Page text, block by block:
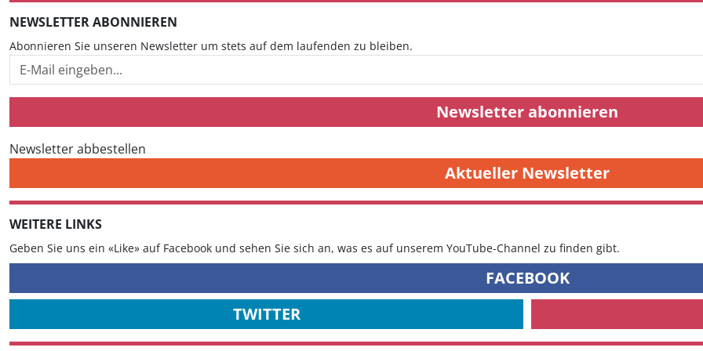
NEWSLETTER ABONNIEREN
Abonnieren Sie unseren Newsletter um stets auf dem laufenden zu bleiben.
Newsletter abonnieren
Newsletter abbestellen
Aktueller Newsletter
WEITERE LINKS
Geben Sie uns ein «Like» auf Facebook und sehen Sie sich an, was es auf unserem YouTube-Channel zu finden gibt.
FACEBOOK
TWITTER